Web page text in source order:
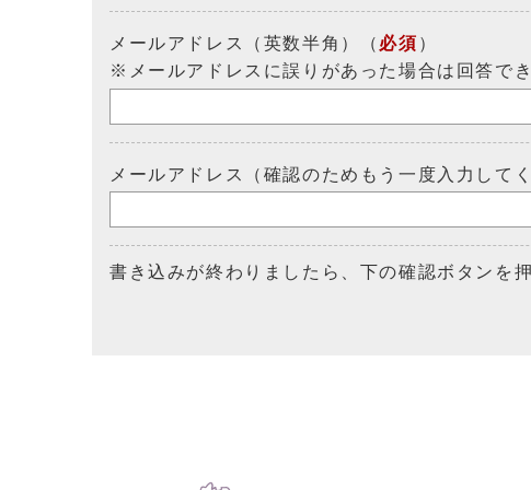
メールアドレス（英数半角）（ 必須 ）
※メールアドレスに誤りがあった場合は回答で
メールアドレス（確認のためもう一度入力して
書き込みが終わりましたら、下の確認ボタンを